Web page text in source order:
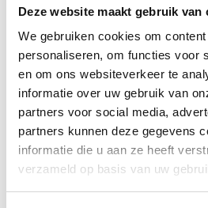
Deze website maakt gebruik van
We gebruiken cookies om
personaliseren, om functies voor
en om ons websiteverkeer te
informatie over uw gebruik van
partners voor social media,
partners kunnen deze gegevens
informatie die u aan ze heeft
verzameld op basis van uw
evenementen, zoals de
de inzet van de bouwvak.
Verder krijg je:
Een goed salaris,
en ervaring.
Een solide werkomgeving
orderportefeuille.
Solliciteren